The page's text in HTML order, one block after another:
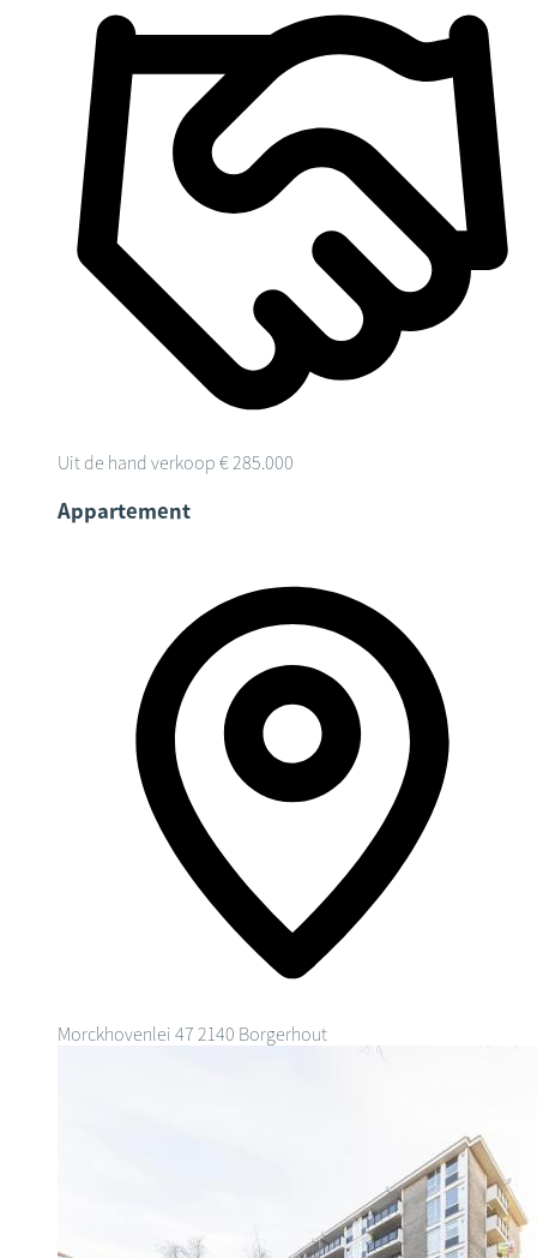
Uit de hand verkoop € 285.000
Appartement
Morckhovenlei 47 2140 Borgerhout